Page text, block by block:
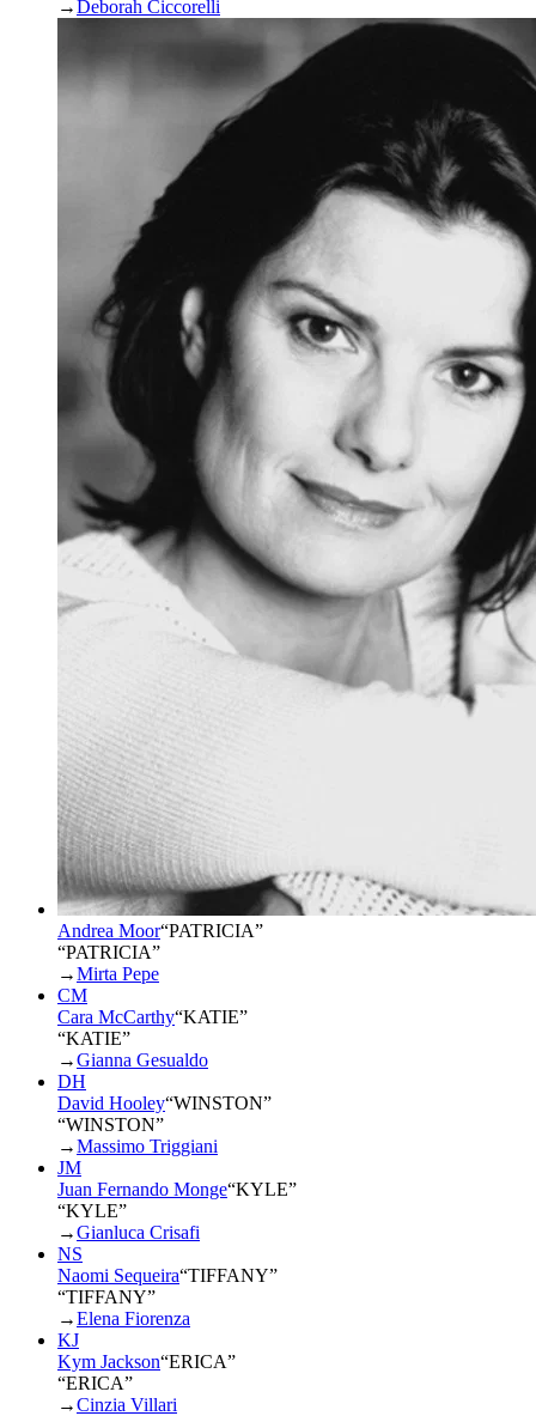
→Deborah Ciccorelli
Andrea Moor“PATRICIA”
“PATRICIA”
→Mirta Pepe
CM
Cara McCarthy“KATIE”
“KATIE”
→Gianna Gesualdo
DH
David Hooley“WINSTON”
“WINSTON”
→Massimo Triggiani
JM
Juan Fernando Monge“KYLE”
“KYLE”
→Gianluca Crisafi
NS
Naomi Sequeira“TIFFANY”
“TIFFANY”
→Elena Fiorenza
KJ
Kym Jackson“ERICA”
“ERICA”
→Cinzia Villari